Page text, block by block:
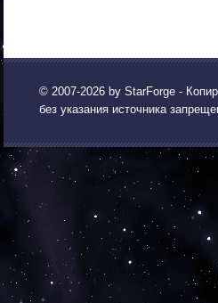
© 2007-2026 by StarForge -
без указания источника